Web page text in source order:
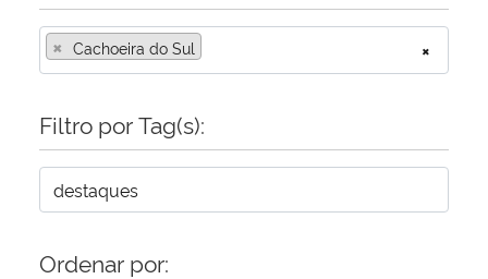
×
× Cachoeira do Sul
Filtro por Tag(s):
Ordenar por: